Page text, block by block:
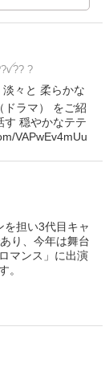
?
々と 柔らかな
ドラマ） をご紹
す 穏やかなテテ
VAPwEv4mUu
担い3代目キャ
り、今年は舞台
マンス」に出演
。